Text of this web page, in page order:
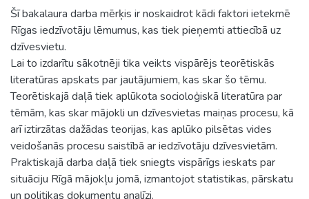
Šī bakalaura darba mērķis ir noskaidrot kādi faktori ietekmē
Rīgas iedzīvotāju lēmumus, kas tiek pieņemti attiecībā uz
dzīvesvietu.
Lai to izdarītu sākotnēji tika veikts vispārējs teorētiskās
literatūras apskats par jautājumiem, kas skar šo tēmu.
Teorētiskajā daļā tiek aplūkota socioloģiskā literatūra par
tēmām, kas skar mājokli un dzīvesvietas maiņas procesu, kā
arī iztirzātas dažādas teorijas, kas aplūko pilsētas vides
veidošanās procesu saistībā ar iedzīvotāju dzīvesvietām.
Praktiskajā darba daļā tiek sniegts vispārīgs ieskats par
situāciju Rīgā mājokļu jomā, izmantojot statistikas, pārskatu
un politikas dokumentu analīzi.